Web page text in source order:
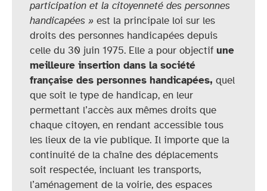
participation et la citoyenneté des personnes
handicapées » est la principale loi sur les
droits des personnes handicapées depuis
celle du 30 juin 1975. Elle a pour objectif une
meilleure insertion dans la société
française des personnes handicapées, quel
que soit le type de handicap, en leur
permettant l’accès aux mêmes droits que
chaque citoyen, en rendant accessible tous
les lieux de la vie publique. Il importe que la
continuité de la chaîne des déplacements
soit respectée, incluant les transports,
l’aménagement de la voirie, des espaces